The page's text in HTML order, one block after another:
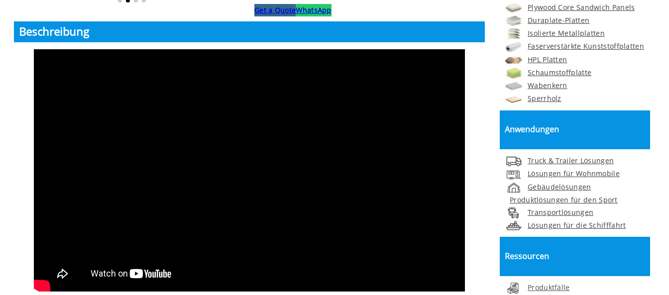
Get a QuoteWhatsApp
Beschreibung
Plywood Core Sandwich Panels
Duraplate-Platten
Isolierte Metallplatten
Faserverstärkte Kunststoffplatten
HPL Platten
Schaumstoffplatte
Wabenkern
Sperrholz
Anwendungen
Truck & Trailer Lösungen
Lösungen für Wohnmobile
Gebäudelösungen
Produktlösungen für den Sport
Transportlösungen
Lösungen für die Schifffahrt
Ressourcen
Produktfälle